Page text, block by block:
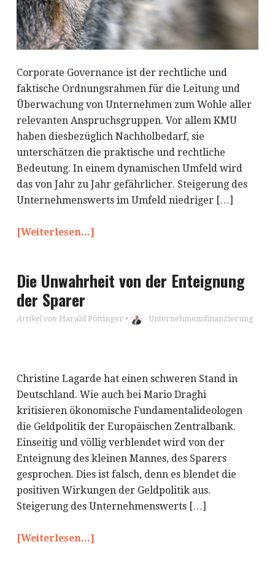
Corporate Governance ist der rechtliche und
faktische Ordnungsrahmen für die Leitung und
Überwachung von Unternehmen zum Wohle aller
relevanten Anspruchsgruppen. Vor allem KMU
haben diesbezüglich Nachholbedarf, sie
unterschätzen die praktische und rechtliche
Bedeutung. In einem dynamischen Umfeld wird
das von Jahr zu Jahr gefährlicher. Steigerung des
Unternehmenswerts im Umfeld niedriger […]
[Weiterlesen...]
Die Unwahrheit von der Enteignung
der Sparer
Artikel von Harald Pöttinger • Unternehmensfinanzierung
Christine Lagarde hat einen schweren Stand in
Deutschland. Wie auch bei Mario Draghi
kritisieren ökonomische Fundamentalideologen
die Geldpolitik der Europäischen Zentralbank.
Einseitig und völlig verblendet wird von der
Enteignung des kleinen Mannes, des Sparers
gesprochen. Dies ist falsch, denn es blendet die
positiven Wirkungen der Geldpolitik aus.
Steigerung des Unternehmenswerts […]
[Weiterlesen...]